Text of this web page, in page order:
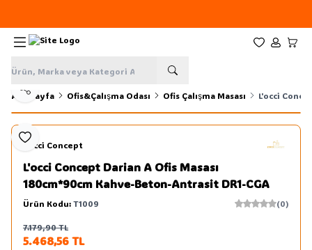
Favorilerim
Hesabım
Ana Sayfa Ofis&Çalışma Odası Ofis Çalışma Masası L'occi
Favoriye Ekle
Paylaş
L'occi Concept
L'occi Concept Darian A Ofis Masası
180cm*90cm Kahve-Beton-Antrasit DR1-CGA
Ürün Kodu:T1009 (0)
7.179,90TL
5.468,56TL